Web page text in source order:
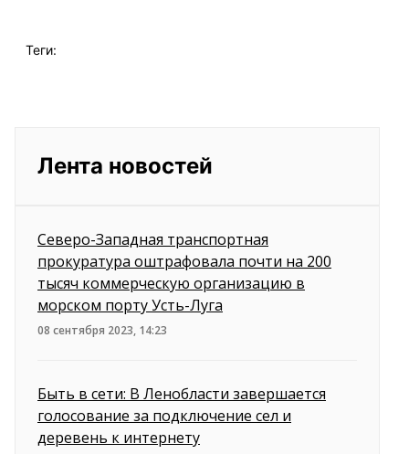
Теги:
Лента новостей
Северо-Западная транспортная
прокуратура оштрафовала почти на 200
тысяч коммерческую организацию в
морском порту Усть-Луга
08 сентября 2023, 14:23
Быть в сети: В Ленобласти завершается
голосование за подключение сел и
деревень к интернету